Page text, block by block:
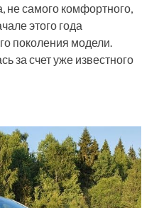
не самого комфортного,
этого года
поколения модели.
за счет уже известного